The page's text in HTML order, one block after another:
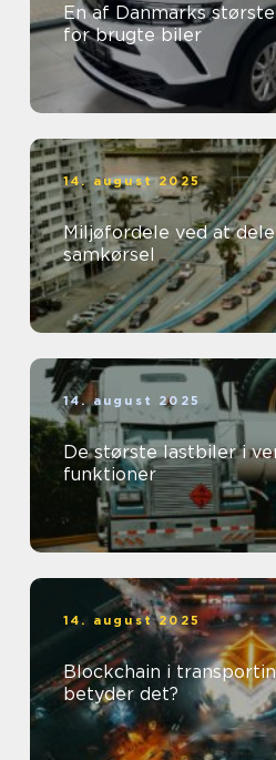
En af Danmarks
for brugte biler
14. august 2025
Miljøfordele ved at
samkørsel
14. august 2025
De største lastbiler i
funktioner
14. august 2025
Blockchain i
betyder det?